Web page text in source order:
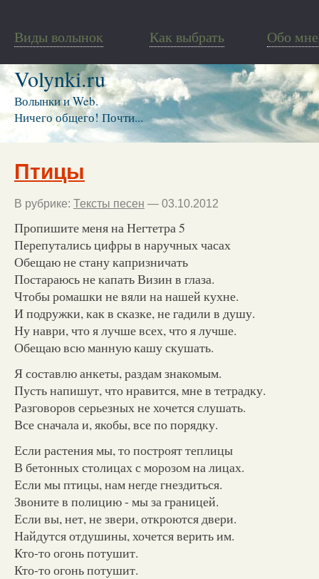
Виды волынок Как выбрать Обо мне
Volynki.ru
Волынки и Web.
Ничего общего! Почти...
Птицы
В рубрике: Тексты песен — 03.10.2012
Пропишите меня на Негтетра 5
Перепутались цифры в наручных часах
Обещаю не стану капризничать
Постараюсь не капать Визин в глаза.
Чтобы ромашки не вяли на нашей кухне.
И подружки, как в сказке, не гадили в душу.
Ну наври, что я лучше всех, что я лучше.
Обещаю всю манную кашу скушать.
Я составлю анкеты, раздам знакомым.
Пусть напишут, что нравится, мне в тетрадку.
Разговоров серьезных не хочется слушать.
Все сначала и, якобы, все по порядку.
Если растения мы, то построят теплицы
В бетонных столицах с морозом на лицах.
Если мы птицы, нам негде гнездиться.
Звоните в полицию - мы за границей.
Если вы, нет, не звери, откроются двери.
Найдутся отдушины, хочется верить им.
Кто-то огонь потушит.
Кто-то огонь потушит.